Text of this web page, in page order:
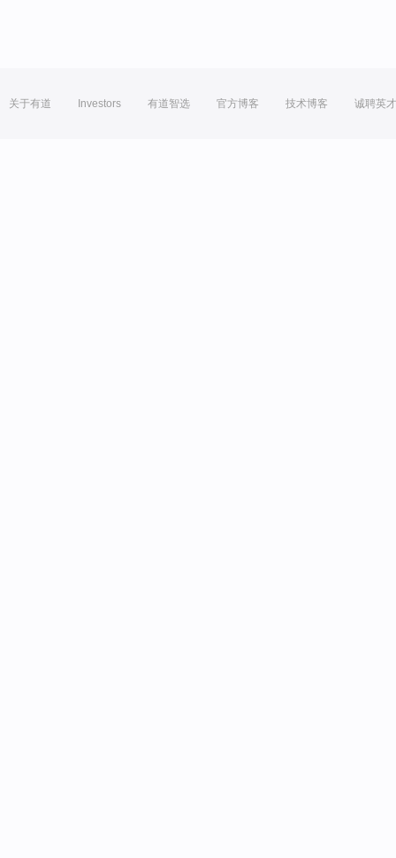
关于有道 Investors 有道智选 官方博客 技术博客 诚聘英才